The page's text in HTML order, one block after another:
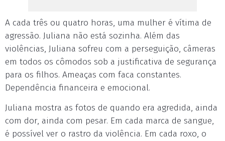
A cada três ou quatro horas, uma mulher é vítima de
agressão. Juliana não está sozinha. Além das
violências, Juliana sofreu com a perseguição, câmeras
em todos os cômodos sob a justificativa de segurança
para os filhos. Ameaças com faca constantes.
Dependência financeira e emocional.
Juliana mostra as fotos de quando era agredida, ainda
com dor, ainda com pesar. Em cada marca de sangue,
é possível ver o rastro da violência. Em cada roxo, o